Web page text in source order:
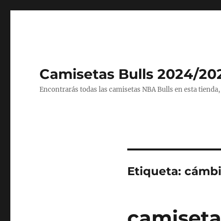
Camisetas Bulls 2024/
Encontrarás todas las camisetas NBA Bulls en esta
Etiqueta: